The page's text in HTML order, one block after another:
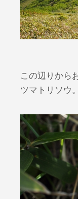
この辺りから
ツマトリソウ。